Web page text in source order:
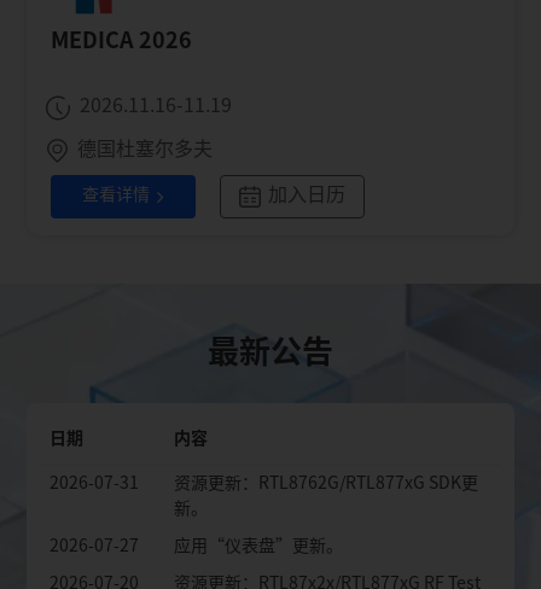
MEDICA 2026
2026.11.16-11.19
德国杜塞尔多夫
查看详情 加入日历
最新公告
日期 内容
源更新。
2026-07-31
资源更新：RTL8762G/RTL877xG SDK更
新。
2026-07-27 应用“仪表盘”更新。
2026-07-20 资源更新：RTL87x2x/RTL877xG RF Test